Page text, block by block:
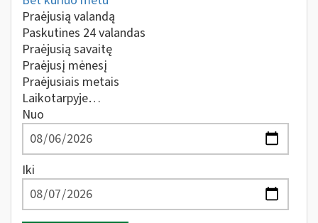
Praėjusią valandą
Paskutines 24 valandas
Praėjusią savaitę
Praėjusį mėnesį
Praėjusiais metais
Laikotarpyje…
Nuo
Iki